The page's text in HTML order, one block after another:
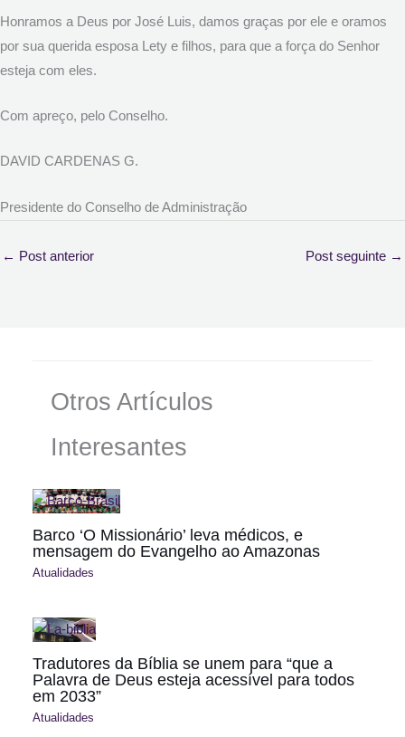
Honramos a Deus por José Luis, damos graças por ele e oramos
por sua querida esposa Lety e filhos, para que a força do Senhor
esteja com eles.
Com apreço, pelo Conselho.
DAVID CARDENAS G.
Presidente do Conselho de Administração
← Post anterior Post seguinte →
Otros Artículos
Interesantes
Barco ‘O Missionário’ leva médicos, e
mensagem do Evangelho ao Amazonas
Atualidades
Tradutores da Bíblia se unem para “que a
Palavra de Deus esteja acessível para todos
em 2033”
Atualidades